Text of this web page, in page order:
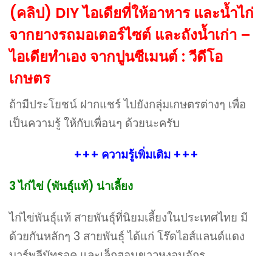
(คลิป) DIY ไอเดียที่ให้อาหาร และน้ำไก่
จากยางรถมอเตอร์ไซต์ และถังน้ำเก่า –
ไอเดียทำเอง จากปูนซีเมนต์ : วีดีโอ
เกษตร
ถ้ามีประโยชน์ ฝากแชร์ ไปยังกลุ่มเกษตรต่างๆ เพื่อ
เป็นความรู้ ให้กับเพื่อนๆ ด้วยนะครับ
+++ ความรู้เพิ่มเติม +++
3 ไก่ไข่ (พันธุ์แท้) น่าเลี้ยง
ไก่ไข่พันธุ์แท้ สายพันธุ์ที่นิยมเลี้ยงในประเทศไทย มี
ด้วยกันหลักๆ 3 สายพันธุ์ ได้แก่ โร๊ดไอส์แลนด์แดง